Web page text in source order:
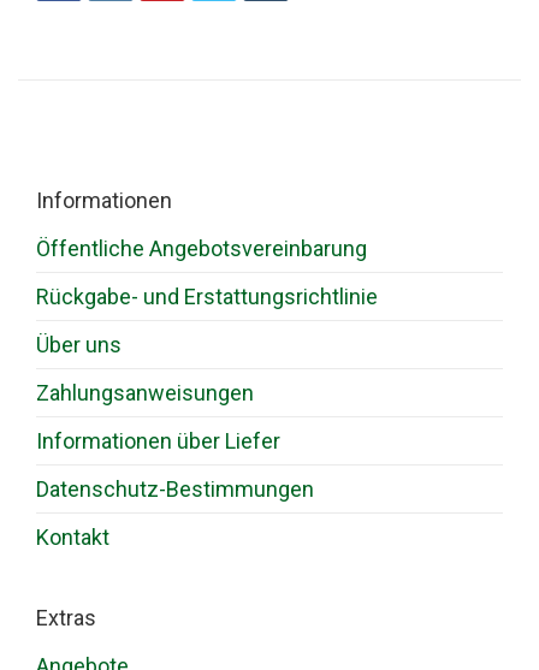
Informationen
Öffentliche Angebotsvereinbarung
Rückgabe- und Erstattungsrichtlinie
Über uns
Zahlungsanweisungen
Informationen über Liefer
Datenschutz-Bestimmungen
Kontakt
Extras